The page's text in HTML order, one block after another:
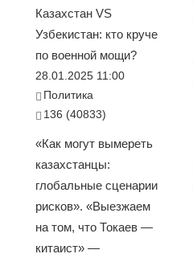
Казахстан VS
Узбекистан: кто круче
по военной мощи?
28.01.2025 11:00
Политика
136 (40833)
«Как могут вымереть
казахстанцы:
глобальные сценарии
рисков». «Выезжаем
на том, что Токаев —
китаист» —